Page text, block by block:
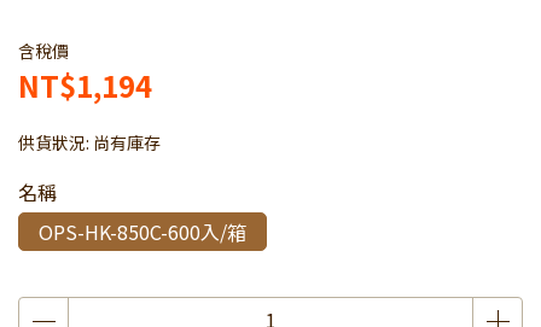
含稅價
NT$1,194
供貨狀況: 尚有庫存
名稱
OPS-HK-850C-600入/箱